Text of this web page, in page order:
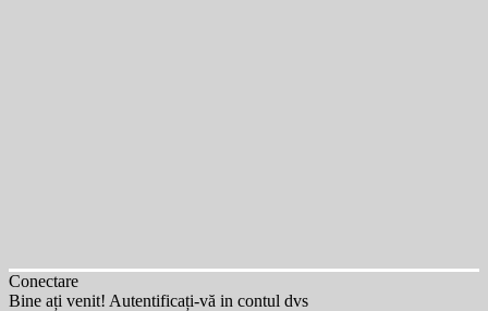
Conectare
Bine ați venit! Autentificați-vă in contul dvs